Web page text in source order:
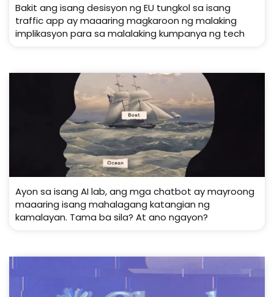
Bakit ang isang desisyon ng EU tungkol sa isang
traffic app ay maaaring magkaroon ng malaking
implikasyon para sa malalaking kumpanya ng tech
Ayon sa isang AI lab, ang mga chatbot ay mayroong
maaaring isang mahalagang katangian ng
kamalayan. Tama ba sila? At ano ngayon?